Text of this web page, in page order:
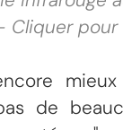
Cliquer pour
de